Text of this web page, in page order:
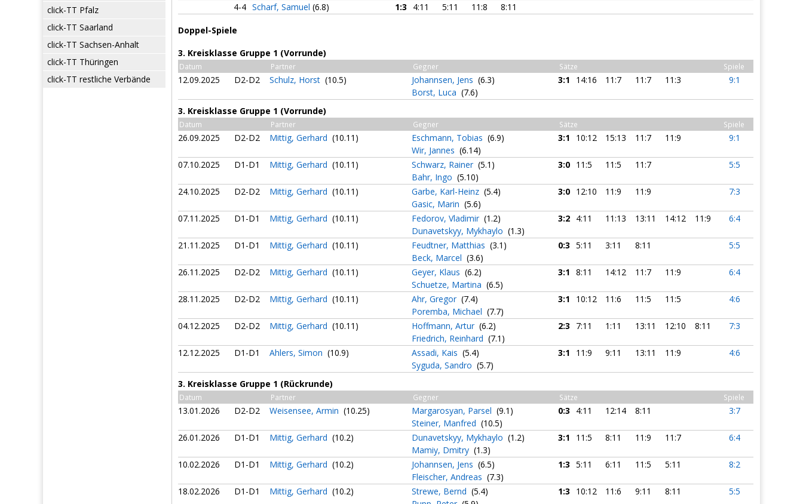
click-TT Pfalz
click-TT Saarland
click-TT Sachsen-Anhalt
click-TT Thüringen
click-TT restliche Verbände
4-4 Scharf, Samuel (6.8) 1:3 4:11 5:11 11:8 8:11
Doppel-Spiele
3. Kreisklasse Gruppe 1 (Vorrunde)
Datum Partner Gegner Sätze Spiele
12.09.2025 D2-D2 Schulz, Horst (10.5) Johannsen, Jens (6.3)
Borst, Luca (7.6)
3:1 14:16 11:7 11:7 11:3 9:1
3. Kreisklasse Gruppe 1 (Vorrunde)
Datum Partner Gegner Sätze Spiele
26.09.2025 D2-D2 Mittig, Gerhard (10.11) Eschmann, Tobias (6.9)
Wir, Jannes (6.14)
3:1 10:12 15:13 11:7 11:9 9:1
07.10.2025 D1-D1 Mittig, Gerhard (10.11) Schwarz, Rainer (5.1)
Bahr, Ingo (5.10)
3:0 11:5 11:5 11:7 5:5
24.10.2025 D2-D2 Mittig, Gerhard (10.11) Garbe, Karl-Heinz (5.4)
Gasic, Marin (5.6)
3:0 12:10 11:9 11:9 7:3
07.11.2025 D1-D1 Mittig, Gerhard (10.11) Fedorov, Vladimir (1.2)
Dunavetskyy, Mykhaylo (1.3)
3:2 4:11 11:13 13:11 14:12 11:9 6:4
21.11.2025 D1-D1 Mittig, Gerhard (10.11) Feudtner, Matthias (3.1)
Beck, Marcel (3.6)
0:3 5:11 3:11 8:11 5:5
26.11.2025 D2-D2 Mittig, Gerhard (10.11) Geyer, Klaus (6.2)
Schuetze, Martina (6.5)
3:1 8:11 14:12 11:7 11:9 6:4
28.11.2025 D2-D2 Mittig, Gerhard (10.11) Ahr, Gregor (7.4)
Poremba, Michael (7.7)
3:1 10:12 11:6 11:5 11:5 4:6
04.12.2025 D2-D2 Mittig, Gerhard (10.11) Hoffmann, Artur (6.2)
Friedrich, Reinhard (7.1)
2:3 7:11 1:11 13:11 12:10 8:11 7:3
12.12.2025 D1-D1 Ahlers, Simon (10.9) Assadi, Kais (5.4)
Syguda, Sandro (5.7)
3:1 11:9 9:11 13:11 11:9 4:6
3. Kreisklasse Gruppe 1 (Rückrunde)
Datum Partner Gegner Sätze Spiele
13.01.2026 D2-D2 Weisensee, Armin (10.25) Margarosyan, Parsel (9.1)
Steiner, Manfred (10.5)
0:3 4:11 12:14 8:11 3:7
26.01.2026 D1-D1 Mittig, Gerhard (10.2) Dunavetskyy, Mykhaylo (1.2)
Mamiy, Dmitry (1.3)
3:1 11:5 8:11 11:9 11:7 6:4
10.02.2026 D1-D1 Mittig, Gerhard (10.2) Johannsen, Jens (6.5)
Fleischer, Andreas (7.3)
1:3 5:11 6:11 11:5 5:11 8:2
18.02.2026 D1-D1 Mittig, Gerhard (10.2) Strewe, Bernd (5.4)
1:3 10:12 11:6 9:11 8:11 5:5